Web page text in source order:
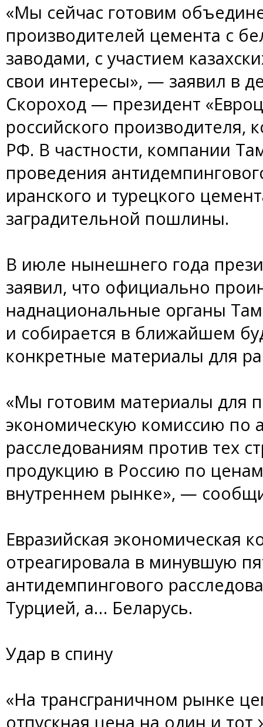
«Мы сейчас готовим
производителей цемента с
заводами, с участием
свои интересы», — заявил в
Скороход — президент
российского производителя,
РФ. В частности, компании
проведения
иранского и турецкого
заградительной пошлины.
В июле нынешнего года
заявил, что официально
наднациональные органы
и собирается в ближайшем
конкретные материалы для
«Мы готовим материалы для
экономическую комиссию по
расследованиям против тех
продукцию в Россию по
внутреннем рынке», —
Евразийская экономическая
отреагировала в минувшую
антидемпингового
Турцией, а… Беларусь.
Удар в спину
«На трансграничном рынке
отпускная цена на один и тот